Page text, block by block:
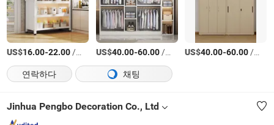
US$16.00-22.00/상품 US$40.00-60.00/상품 US$40.00-60.00/상품
연락하다
채팅
Jinhua Pengbo Decoration Co., Ltd